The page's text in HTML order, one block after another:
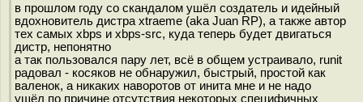
в прошлом году со скандалом ушёл создатель и идейный
вдохновитель дистра xtraeme (aka Juan RP), а также автор
тех самых xbps и xbps-src, куда теперь будет двигаться
дистр, непонятно
а так пользовался пару лет, всё в общем устраивало, runit
радовал - косяков не обнаружил, быстрый, простой как
валенок, а никаких наворотов от инита мне и не надо
ушёл по причине отсутствия некоторых специфичных